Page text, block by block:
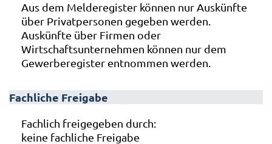
Aus dem Melderegister können nur Auskünfte
über Privatpersonen gegeben werden.
Auskünfte über Firmen oder
Wirtschaftsunternehmen können nur dem
Gewerberegister entnommen werden.
Fachliche Freigabe
Fachlich freigegeben durch:
keine fachliche Freigabe